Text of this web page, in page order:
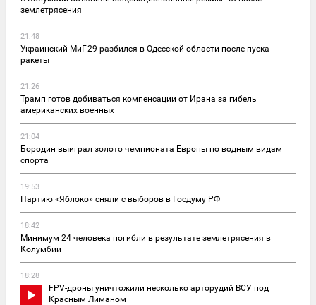
землетрясения
21:48
Украинский МиГ-29 разбился в Одесской области после пуска
ракеты
21:26
Трамп готов добиваться компенсации от Ирана за гибель
американских военных
21:04
Бородин выиграл золото чемпионата Европы по водным видам
спорта
19:53
Партию «Яблоко» сняли с выборов в Госдуму РФ
18:42
Минимум 24 человека погибли в результате землетрясения в
Колумбии
18:28
FPV-дроны уничтожили несколько арторудий ВСУ под
Красным Лиманом